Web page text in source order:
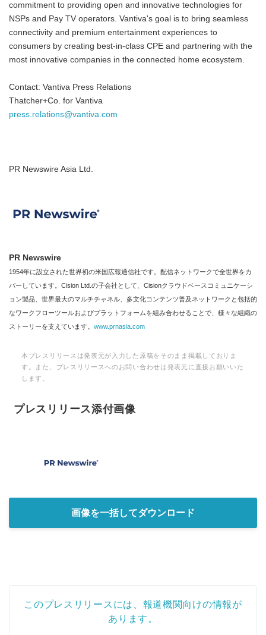
commitment to providing open and innovative technologies for
NSPs and Pay TV operators. Vantiva's goal is to bring seamless
connectivity and premium entertainment experiences to
consumers by creating best-in-class CPE and partnering with the
most innovative companies in the connected home ecosystem.
Contact: Vantiva Press Relations
Thatcher+Co. for Vantiva
press.relations@vantiva.com
PR Newswire Asia Ltd.
PR Newswire
1954年に設立された世界初の米国広報通信社です。配信ネットワークで全世界をカ
バーしています。Cision Ltd.の子会社として、Cisionクラウドベースコミュニケーシ
ョン製品、世界最大のマルチチャネル、多文化コンテンツ普及ネットワークと包括的
なワークフローツールおよびプラットフォームを組み合わせることで、様々な組織の
ストーリーを支えています。 www.prnasia.com
本プレスリリースは発表元が入力した原稿をそのまま掲載しておりま
す。また、プレスリリースへのお問い合わせは発表元に直接お願いいた
します。
プレスリリース添付画像
画像を一括してダウンロード
このプレスリリースには、報道機関向けの情報が
あります。